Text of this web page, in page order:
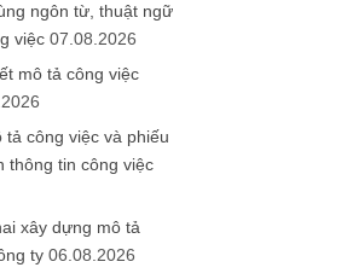
ngôn từ, thuật ngữ
việc 07.08.2026
mô tả công việc
tả công việc và phiếu
thông tin công việc
xây dựng mô tả
ty 06.08.2026